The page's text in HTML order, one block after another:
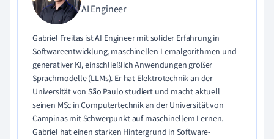
AI Engineer
Gabriel Freitas ist AI Engineer mit solider Erfahrung in
Softwareentwicklung, maschinellen Lernalgorithmen und
generativer KI, einschließlich Anwendungen großer
Sprachmodelle (LLMs). Er hat Elektrotechnik an der
Universität von São Paulo studiert und macht aktuell
seinen MSc in Computertechnik an der Universität von
Campinas mit Schwerpunkt auf maschinellem Lernen.
Gabriel hat einen starken Hintergrund in Software-